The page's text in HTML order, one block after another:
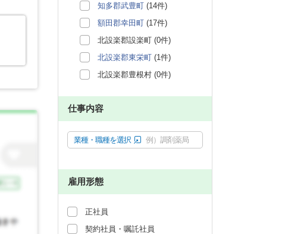
知多郡武豊町 (14件)
額田郡幸田町 (17件)
北設楽郡設楽町 (0件)
北設楽郡東栄町 (1件)
北設楽郡豊根村 (0件)
仕事内容
業種・職種を選択 例）調剤薬局
雇用形態
正社員
契約社員・嘱託社員